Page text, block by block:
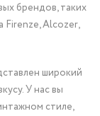
брендов, таких
Firenze, Alcozer,
широкий
У нас вы
стиле,